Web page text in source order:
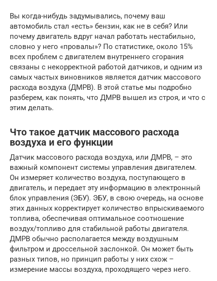
Вы когда-нибудь задумывались, почему ваш
автомобиль стал «есть» бензин, как не в себя? Или
почему двигатель вдруг начал работать нестабильно,
словно у него «провалы»? По статистике, около 15%
всех проблем с двигателем внутреннего сгорания
связаны с некорректной работой датчиков, и одним из
самых частых виновников является датчик массового
расхода воздуха (ДМРВ). В этой статье мы подробно
разберем, как понять, что ДМРВ вышел из строя, и что с
этим делать.
Что такое датчик массового расхода
воздуха и его функции
Датчик массового расхода воздуха, или ДМРВ, – это
важный компонент системы управления двигателем.
Он измеряет количество воздуха, поступающего в
двигатель, и передает эту информацию в электронный
блок управления (ЭБУ). ЭБУ, в свою очередь, на основе
этих данных корректирует количество впрыскиваемого
топлива, обеспечивая оптимальное соотношение
воздух/топливо для стабильной работы двигателя.
ДМРВ обычно располагается между воздушным
фильтром и дроссельной заслонкой. Он может быть
разных типов, но принцип работы у них схож –
измерение массы воздуха, проходящего через него.